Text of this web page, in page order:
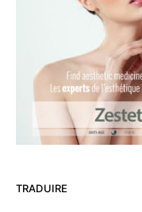
TRADUIRE